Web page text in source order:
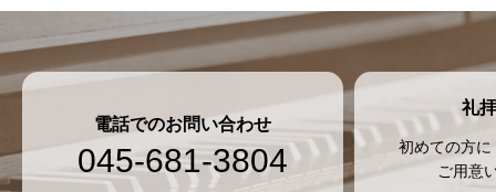
電話でのお問い合わせ
045-681-3804
礼
初めての方
ご用意